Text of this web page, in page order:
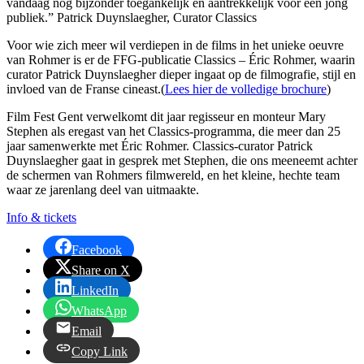
publiek.” Patrick Duynslaegher, Curator Classics
Voor wie zich meer wil verdiepen in de films in het unieke oeuvre
van Rohmer is er de FFG-publicatie Classics – Éric Rohmer, waarin
curator Patrick Duynslaegher dieper ingaat op de filmografie, stijl en
invloed van de Franse cineast.(Lees hier de volledige brochure)
Film Fest Gent verwelkomt dit jaar regisseur en monteur Mary
Stephen als eregast van het Classics-programma, die meer dan 25
jaar samenwerkte met Éric Rohmer. Classics-curator Patrick
Duynslaegher gaat in gesprek met Stephen, die ons meeneemt achter
de schermen van Rohmers filmwereld, en het kleine, hechte team
waar ze jarenlang deel van uitmaakte.
Info & tickets
Facebook
Share on X
LinkedIn
WhatsApp
Email
Copy Link